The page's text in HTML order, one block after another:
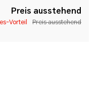
Preis ausstehend
Vorteil Preis ausstehend